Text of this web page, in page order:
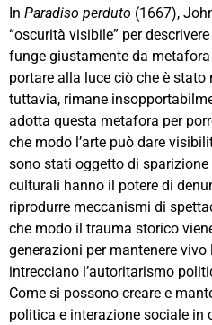
In Paradiso perduto (1667),
“oscurità visibile” per
funge giustamente da
portare alla luce ciò che è
tuttavia, rimane
adotta questa metafora per
che modo l’arte può dare
sono stati oggetto di
culturali hanno il potere di
riprodurre meccanismi di
che modo il trauma storico
generazioni per mantenere vivo
intrecciano l’autoritarismo
Come si possono creare e
politica e interazione sociale